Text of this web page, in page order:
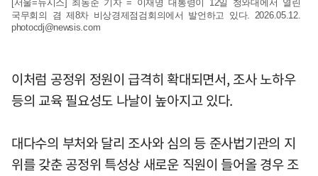
[서울=뉴시스] 최동준 기자 = 이재명 대통령이 12일 청와대에서 열린
국무회의 겸 제8차 비상경제점검회의에서 발언하고 있다. 2026.05.12.
photocdj@newsis.com
이처럼 공정위 정원이 급격히 확대되면서, 조사 노하우
등의 교육 필요성도 나날이 높아지고 있다.
대다수의 부처와 달리 조사와 심의 등 준사법기관의 지
위를 갖춘 공정위 특성상 새로운 직원이 들어올 경우 조